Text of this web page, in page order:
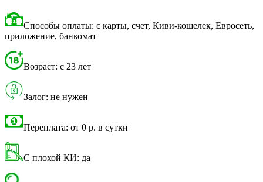
Способы оплаты: с карты, счет, Киви-кошелек, Евросеть,
приложение, банкомат
Возраст: с 23 лет
Залог: не нужен
Переплата: от 0 р. в сутки
С плохой КИ: да